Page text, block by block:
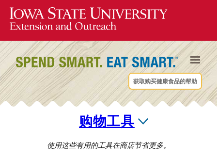
获取购买健康食品的帮助
购物工具
使用这些有用的工具在商店节省更多。